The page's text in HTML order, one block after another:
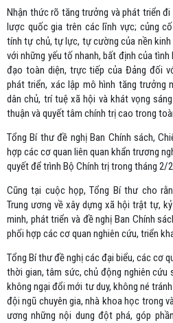
Nhận thức rõ tăng trưởng và phát triển
lược quốc gia trên các lĩnh vực; củng
tính tự chủ, tự lực, tự cường của nền
với những yếu tố nhanh, bất định của
đạo toàn diện, trực tiếp của Đảng đối
phát triển, xác lập mô hình tăng trưởng
dân chủ, trí tuệ xã hội và khát vọng
thuận và quyết tâm chính trị cao trong
Tổng Bí thư đề nghị Ban Chính sách,
hợp các cơ quan liên quan khẩn trương
quyết để trình Bộ Chính trị trong tháng 2/
Cũng tại cuộc họp, Tổng Bí thư cho
Trung ương về xây dựng xã hội trật tự,
minh, phát triển và đề nghị Ban Chính
phối hợp các cơ quan nghiên cứu, triển
Tổng Bí thư đề nghị các đại biểu, các cơ
thời gian, tâm sức, chủ động nghiên cứu
không ngại đổi mới tư duy, không né
đội ngũ chuyên gia, nhà khoa học trong
ương những nội dung đột phá, góp